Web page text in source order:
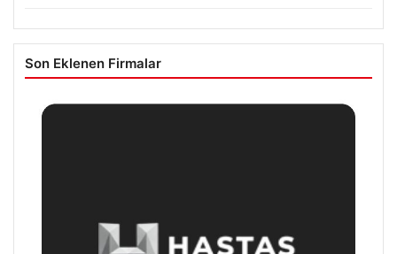
Son Eklenen Firmalar